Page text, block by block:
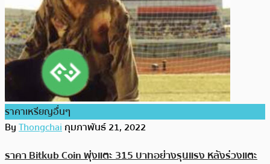
ราคาเหรียญอื่นๆ
ByThongchaiกุมภาพันธ์ 21, 2022
ราคา Bitkub Coin พุ่งแตะ 315 บาทอย่างรุนแรง หลังร่วงแตะ